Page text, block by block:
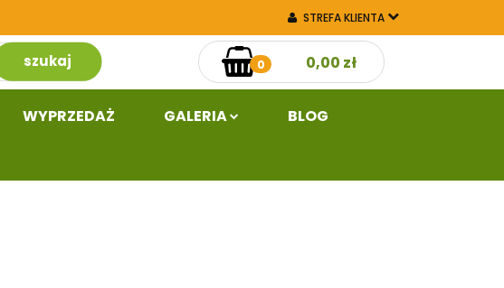
STREFA KLIENTA
ZALOGUJ SIĘ
ZAREJESTRUJ SIĘ
DODAJ ZGŁOSZENIE
0,00 zł
0
WYPRZEDAŻ GALERIA
BLOG
Wyprzedaż Galeria